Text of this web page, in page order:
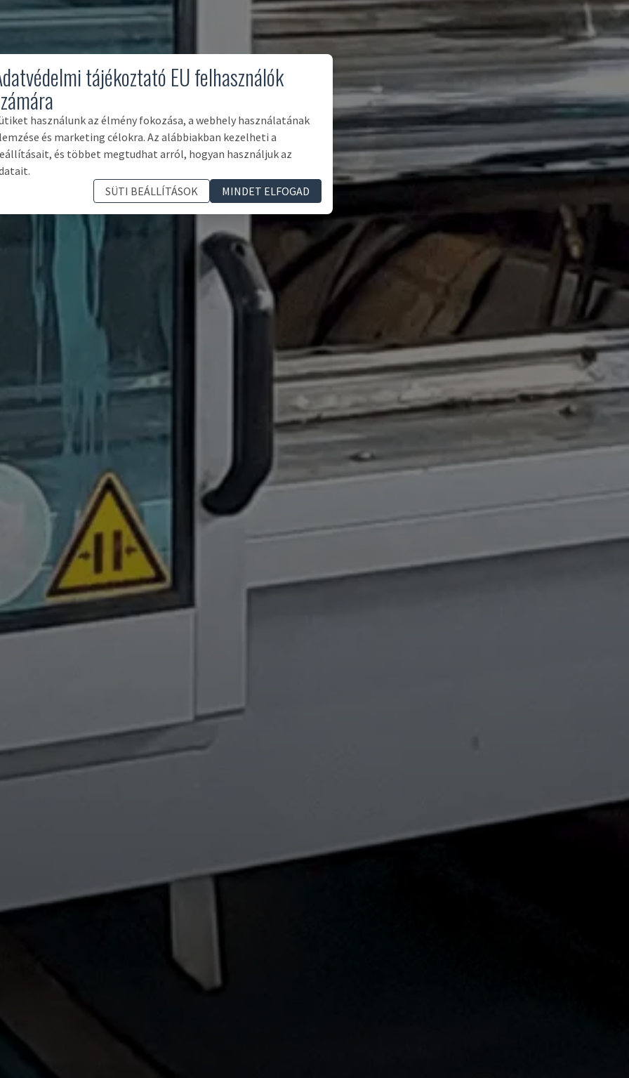
tájékoztató EU felhasználók
használunk az élmény fokozása, a webhely használatának
és marketing célokra. Az alábbiakban kezelheti a
és többet megtudhat arról, hogyan használjuk az
SÜTI BEÁLLÍTÁSOK
MINDET ELFOGAD